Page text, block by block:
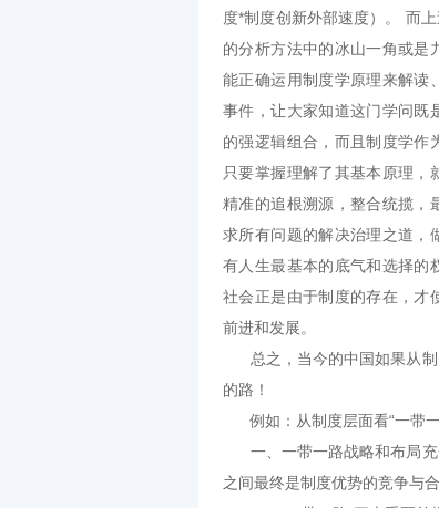
度*制度创新外部速度）。 而
的分析方法中的冰山一角或是
能正确运用制度学原理来解读
事件，让大家知道这门学问既
的强逻辑组合，而且制度学作
只要掌握理解了其基本原理，
精准的追根溯源，整合统揽，
求所有问题的解决治理之道，
有人生最基本的底气和选择的
社会正是由于制度的存在，才
前进和发展。
总之，当今的中国如果从制
的路！
例如：从制度层面看“一带一
一、一带一路战略和布局充
之间最终是制度优势的竞争与